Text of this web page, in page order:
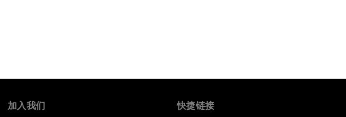
加入我们 快捷链接